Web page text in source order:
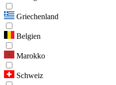
Griechenland
Belgien
Marokko
Schweiz